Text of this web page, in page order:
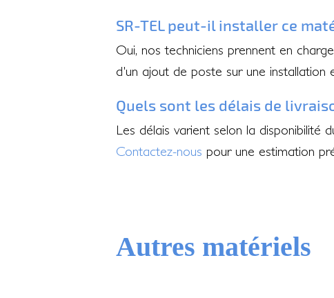
SR-TEL peut-il installer ce
Oui, nos techniciens prennent en
d'un ajout de poste sur une installation
Quels sont les délais de
Les délais varient selon la disponibilité
Contactez-nous pour une estimation
Autres matériels